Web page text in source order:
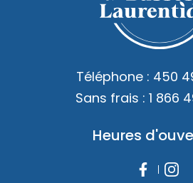
Téléphone : 450
Sans frais : 1 866
Heures